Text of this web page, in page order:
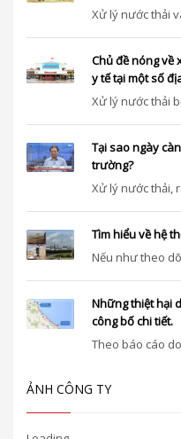
Xử lý nước thải
Chủ đề nóng về
y tế tại một số
Xử lý nước thải
Tại sao ngày
trường?
Xử lý nước thải,
Tìm hiểu về hệ
Nếu như theo
Những thiệt hại
công bố chi tiết.
Theo báo cáo
ẢNH CÔNG TY